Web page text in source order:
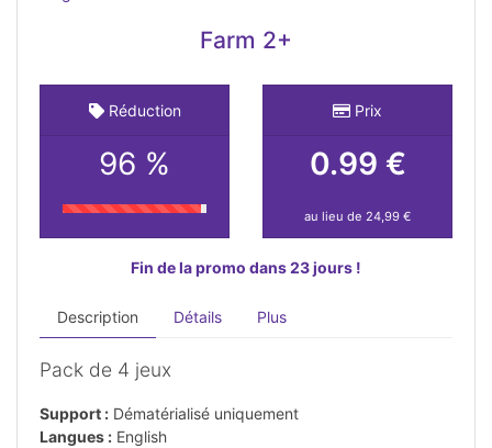
Farm 2+
Réduction
96 %
Prix
0.99 €
au lieu de 24,99 €
Fin de la promo dans 23 jours !
Description Détails Plus
Pack de 4 jeux
Support : Dématérialisé uniquement
Langues : English